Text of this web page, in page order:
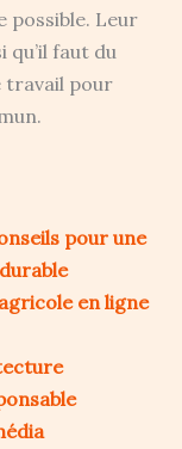
possible. Leur
faut du
travail pour
pour une
en ligne